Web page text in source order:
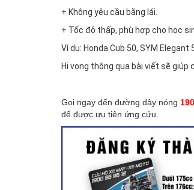
+ Không yêu cầu bằng lái.
+ Tốc độ thấp, phù hợp cho học
Ví dụ: Honda Cub 50, SYM Elegant
Hi vọng thông qua bài viết sẽ
Gọi ngay đến đường dây nóng
để được ưu tiên ứng cứu.